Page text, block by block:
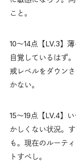
こと。
10〜14点【LV.3】
自覚しているはず
戒レベルをダウン
かない。
15〜19点【LV.4】
かしくない状況。
も。現在のルーテ
トすべし。